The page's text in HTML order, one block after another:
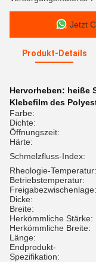
Jetzt
Produkt-Details
Hervorheben: heiße
Klebefilm des
Farbe:
Dichte:
Öffnungszeit:
Härte:
Schmelzfluss-Index:
Rheologie-Temperatur:
Betriebstemperatur:
Freigabezwischenlage:
Dicke:
Breite:
Herkömmliche Stärke:
Herkömmliche Breite:
Länge:
Endprodukt-
Spezifikation: